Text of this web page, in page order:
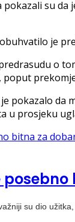
su
je
o
pokazalo da
u prosjeku
su dio